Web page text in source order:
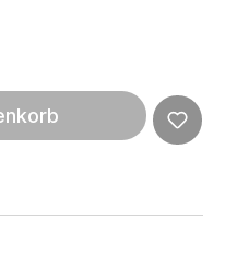
Wert